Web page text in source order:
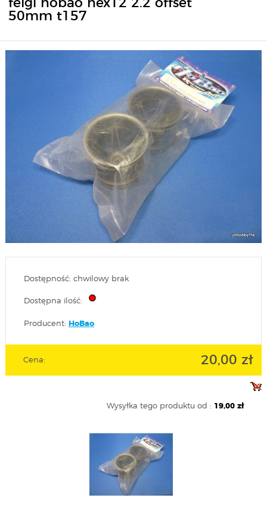
felgi hobao hex12 2.2 offset
50mm t157
Dostępność: chwilowy brak
Dostępna ilość:
Producent: HoBao
Cena: 20,00 zł
Wysyłka tego produktu od : 19,00 zł